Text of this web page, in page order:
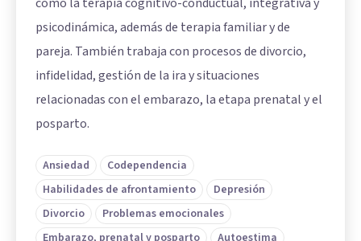
psicodinámica, además de terapia familiar y de
pareja. También trabaja con procesos de divorcio,
infidelidad, gestión de la ira y situaciones
relacionadas con el embarazo, la etapa prenatal y el
posparto.
Ansiedad
Codependencia
Habilidades de afrontamiento
Depresión
Divorcio
Problemas emocionales
Embarazo, prenatal y posparto
Autoestima